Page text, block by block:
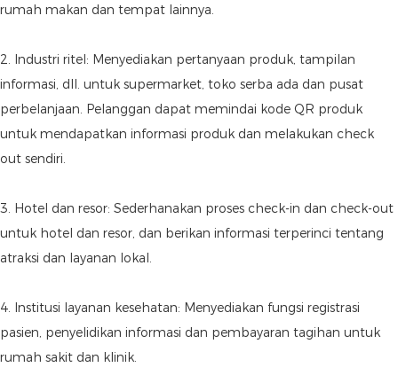
rumah makan dan tempat lainnya.
2. Industri ritel: Menyediakan pertanyaan produk, tampilan
informasi, dll. untuk supermarket, toko serba ada dan pusat
perbelanjaan. Pelanggan dapat memindai kode QR produk
untuk mendapatkan informasi produk dan melakukan check
out sendiri.
3. Hotel dan resor: Sederhanakan proses check-in dan check-out
untuk hotel dan resor, dan berikan informasi terperinci tentang
atraksi dan layanan lokal.
4. Institusi layanan kesehatan: Menyediakan fungsi registrasi
pasien, penyelidikan informasi dan pembayaran tagihan untuk
rumah sakit dan klinik.